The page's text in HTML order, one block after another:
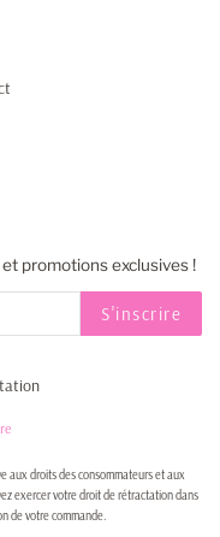
promotions exclusives !
S'inscrire
aux droits des consommateurs et aux
exercer votre droit de rétractation dans
de votre commande.